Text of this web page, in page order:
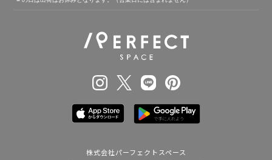
株式会社パーフェクトスペース